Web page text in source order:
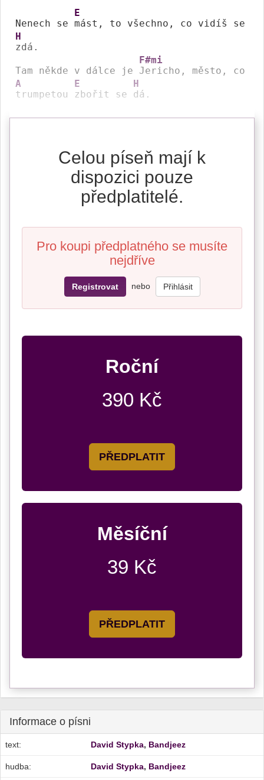
Nenech se
E
H
zdá.
Tam někde v dálce je
F#mi
A
trumpetou
E
zbořit se
H
dá.
Celou píseň mají k
dispozici pouze
předplatitelé.
Pro koupi předplatného se musíte
nejdříve
Registrovat nebo Přihlásit
Roční
390 Kč
PŘEDPLATIT
Měsíční
39 Kč
PŘEDPLATIT
Informace o písni
text: David Stypka, Bandjeez
hudba: David Stypka, Bandjeez